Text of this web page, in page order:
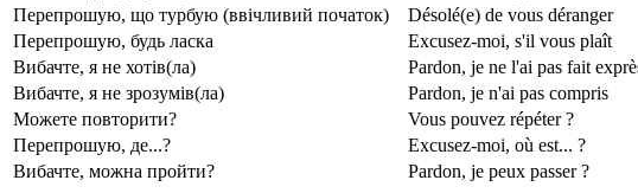
Перепрошую, що турбую (ввічливий початок)
Désolé(e) de vous déranger
Перепрошую, будь ласка
Excusez-moi, s'il vous plaît
Вибачте, я не хотів(ла)
Pardon, je ne l'ai pas fait
Вибачте, я не зрозумів(ла)
Pardon, je n'ai pas compris
Можете повторити?
Vous pouvez répéter ?
Перепрошую, де...?
Excusez-moi, où est... ?
Вибачте, можна пройти?
Pardon, je peux passer ?